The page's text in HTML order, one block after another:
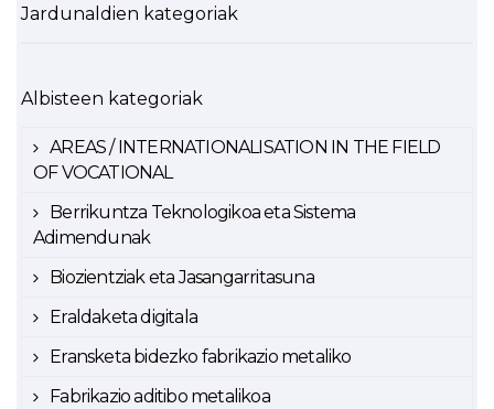
Jardunaldien kategoriak
Albisteen kategoriak
AREAS / INTERNATIONALISATION IN THE FIELD
OF VOCATIONAL
Berrikuntza Teknologikoa eta Sistema
Adimendunak
Biozientziak eta Jasangarritasuna
Eraldaketa digitala
Eransketa bidezko fabrikazio metaliko
Fabrikazio aditibo metalikoa